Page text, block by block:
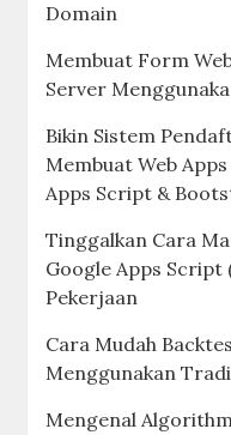
Domain
Membuat Form
Server
Bikin Sistem
Membuat Web
Apps Script &
Tinggalkan Cara
Google Apps Script
Pekerjaan
Cara Mudah
Menggunakan
Mengenal